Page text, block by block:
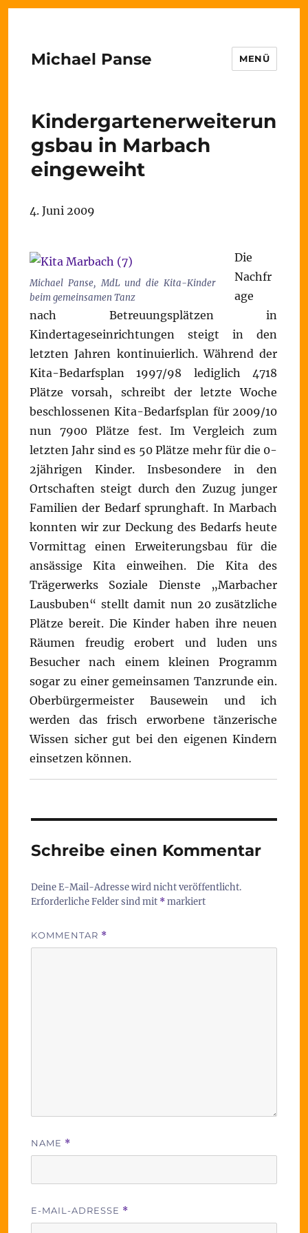
Michael Panse MENÜ
Kindergartenerweiterun
gsbau in Marbach
eingeweiht
4. Juni 2009
Michael Panse, MdL und die Kita-Kinder
beim gemeinsamen Tanz
Die
Nachfr
age
nach Betreuungsplätzen in
Kindertageseinrichtungen steigt in den
letzten Jahren kontinuierlich. Während der
Kita-Bedarfsplan 1997/98 lediglich 4718
Plätze vorsah, schreibt der letzte Woche
beschlossenen Kita-Bedarfsplan für 2009/10
nun 7900 Plätze fest. Im Vergleich zum
letzten Jahr sind es 50 Plätze mehr für die 0-
2jährigen Kinder. Insbesondere in den
Ortschaften steigt durch den Zuzug junger
Familien der Bedarf sprunghaft. In Marbach
konnten wir zur Deckung des Bedarfs heute
Vormittag einen Erweiterungsbau für die
ansässige Kita einweihen. Die Kita des
Trägerwerks Soziale Dienste „Marbacher
Lausbuben“ stellt damit nun 20 zusätzliche
Plätze bereit. Die Kinder haben ihre neuen
Räumen freudig erobert und luden uns
Besucher nach einem kleinen Programm
sogar zu einer gemeinsamen Tanzrunde ein.
Oberbürgermeister Bausewein und ich
werden das frisch erworbene tänzerische
Wissen sicher gut bei den eigenen Kindern
einsetzen können.
Schreibe einen Kommentar
Deine E-Mail-Adresse wird nicht veröffentlicht.
Erforderliche Felder sind mit *markiert
KOMMENTAR *
NAME *
E-MAIL-ADRESSE *